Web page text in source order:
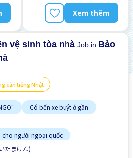
Giao dịch đã thanh toán
Xem thêm
vệ sinh tòa nhàJob in Bảo
cần tiếng Nhật
Có bến xe buýt ở gần
người ngoại quốc
Lao động người nước ngoài
たまけん)